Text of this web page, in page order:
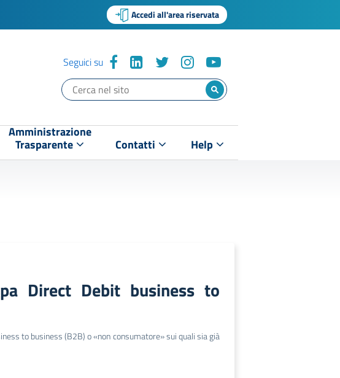
Accedi all'area riservata
Seguici su
Amministrazione
Trasparente Contatti Help
Direct Debit business to
to business (B2B) o «non consumatore» sui quali sia già